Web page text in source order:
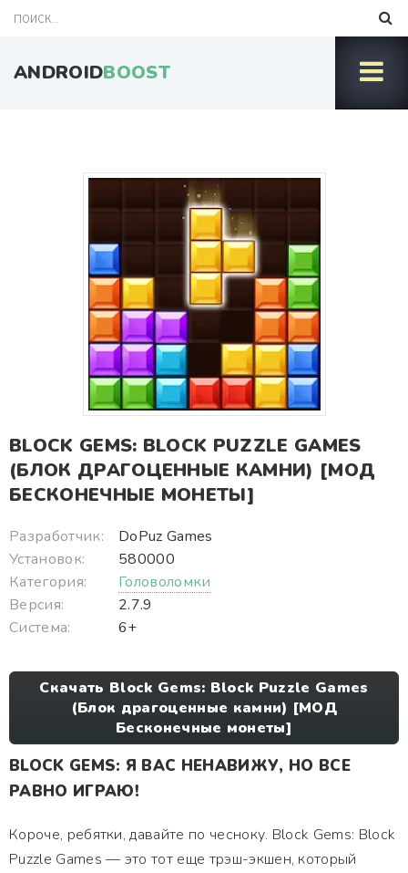
ANDROIDBOOST
BLOCK GEMS: BLOCK PUZZLE GAMES
(БЛОК ДРАГОЦЕННЫЕ КАМНИ) [МОД
БЕСКОНЕЧНЫЕ МОНЕТЫ]
Разработчик:
DoPuz Games
Установок:
580000
Категория:
Головоломки
Версия:
2.7.9
Система:
6+
Скачать Block Gems: Block Puzzle Games
(Блок драгоценные камни) [МОД
Бесконечные монеты]
BLOCK GEMS: Я ВАС НЕНАВИЖУ, НО ВСЕ
РАВНО ИГРАЮ!
Короче, ребятки, давайте по чесноку. Block Gems: Block
Puzzle Games — это тот еще трэш-экшен, который